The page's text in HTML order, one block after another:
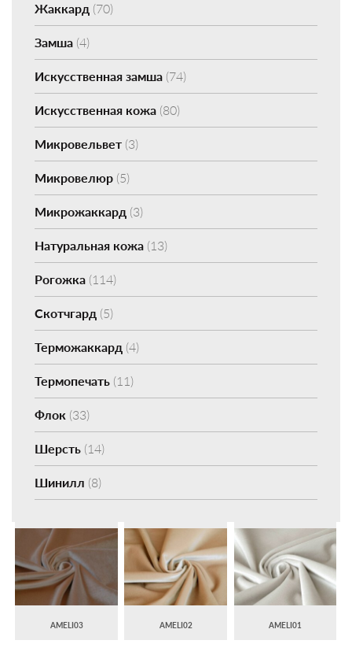
Жаккард (70)
Замша (4)
Искусственная замша (74)
Искусственная кожа (80)
Микровельвет (3)
Микровелюр (5)
Микрожаккард (3)
Натуральная кожа (13)
Рогожка (114)
Скотчгард (5)
Терможаккард (4)
Термопечать (11)
Флок (33)
Шерсть (14)
Шинилл (8)
AMELI03 AMELI02 AMELI01